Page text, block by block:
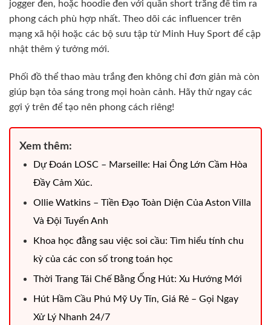
jogger đen, hoặc hoodie đen với quần short trắng để tìm ra
phong cách phù hợp nhất. Theo dõi các influencer trên
mạng xã hội hoặc các bộ sưu tập từ Minh Huy Sport để cập
nhật thêm ý tưởng mới.
Phối đồ thể thao màu trắng đen không chỉ đơn giản mà còn
giúp bạn tỏa sáng trong mọi hoàn cảnh. Hãy thử ngay các
gợi ý trên để tạo nên phong cách riêng!
Xem thêm:
Dự Đoán LOSC – Marseille: Hai Ông Lớn Cầm Hòa
Đầy Cảm Xúc.
Ollie Watkins – Tiền Đạo Toàn Diện Của Aston Villa
Và Đội Tuyển Anh
Khoa học đằng sau việc soi cầu: Tìm hiểu tính chu
kỳ của các con số trong toán học
Thời Trang Tái Chế Bằng Ống Hút: Xu Hướng Mới
Hút Hầm Cầu Phú Mỹ Uy Tín, Giá Rẻ – Gọi Ngay
Xử Lý Nhanh 24/7